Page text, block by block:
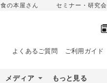
食の本屋さん セミナー・研究会
よくあるご質問 ご利用ガイド
メディア もっと見る